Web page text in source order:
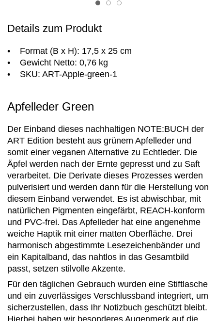
Item 1
Item 2Item 3
Details zum Produkt
• Format (B x H): 17,5 x 25 cm
• Gewicht Netto: 0,76 kg
• SKU: ART-Apple-green-1
Apfelleder Green
Der Einband dieses nachhaltigen NOTE:BUCH der
ART Edition besteht aus grünem Apfelleder und
somit einer veganen Alternative zu Echtleder. Die
Äpfel werden nach der Ernte gepresst und zu Saft
verarbeitet. Die Derivate dieses Prozesses werden
pulverisiert und werden dann für die Herstellung von
diesem Einband verwendet. Es ist abwischbar, mit
natürlichen Pigmenten eingefärbt, REACH-konform
und PVC-frei. Das Apfelleder hat eine angenehme
weiche Haptik mit einer matten Oberfläche. Drei
harmonisch abgestimmte Lesezeichenbänder und
ein Kapitalband, das nahtlos in das Gesamtbild
passt, setzen stilvolle Akzente.
Für den täglichen Gebrauch wurden eine Stiftlasche
und ein zuverlässiges Verschlussband integriert, um
sicherzustellen, dass Ihr Notizbuch geschützt bleibt.
Hierbei haben wir besonderes Augenmerk auf die